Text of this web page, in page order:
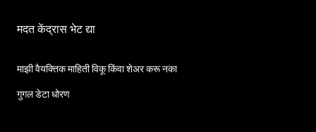
मदत केंद्रास भेट द्या
माझी वैयक्तिक माहिती विकू किंवा शेअर करू नका
गुगल डेटा धोरण